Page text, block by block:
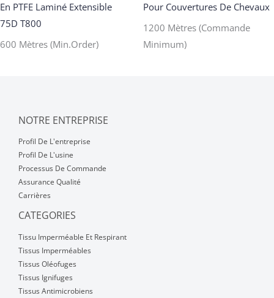
En PTFE Laminé Extensible
75D T800
600 Mètres (Min.Order)
Pour Couvertures De Chevaux
1200 Mètres (commande
Minimum)
NOTRE ENTREPRISE
Profil De L'entreprise
Profil De L'usine
Processus De Commande
Assurance Qualité
Carrières
CATEGORIES
Tissu Imperméable Et Respirant
Tissus Imperméables
Tissus Oléofuges
Tissus Ignifuges
Tissus Antimicrobiens